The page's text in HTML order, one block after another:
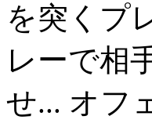
を突くプ
レーで相
せ... オフ